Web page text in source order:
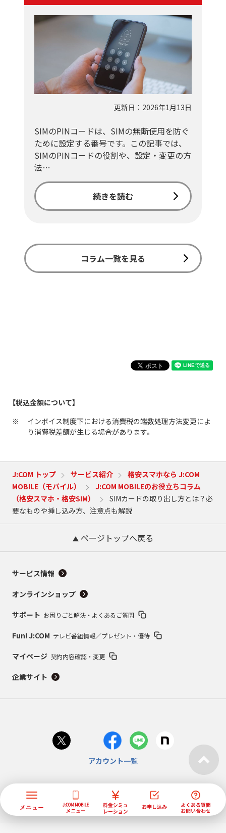
更新日：2026年1月13日
SIMのPINコードは、SIMの無断使用を防ぐ
ために設定する番号です。この記事では、
SIMのPINコードの役割や、設定・変更の方
法…
続きを読む
コラム一覧を見る
【税込金額について】
インボイス制度下における消費税の端数処理方法変更によ
り消費税差額が生じる場合があります。
J:COM トップ サービス紹介
格安スマホなら J:COM
MOBILE（モバイル）
J:COM MOBILEのお役立ちコラム
（格安スマホ・格安SIM）
SIMカードの取り出し方とは？必
要なものや挿し込み方、注意点も解説
ページトップへ戻る
サービス情報
オンラインショップ
サポート お困りごと解決・よくあるご質問
Fun! J:COM テレビ番組情報／プレゼント・優待
マイページ 契約内容確認・変更
企業サイト
アカウント一覧